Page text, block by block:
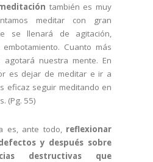
también es muy
meditar con gran
se llenará de agitación,
Cuanto más
agotará nuestra mente. En
es dejar de meditar e ir a
eficaz seguir meditando en
(Pg. 55)
es, ante todo, reflexionar
y después sobre
destructivas que